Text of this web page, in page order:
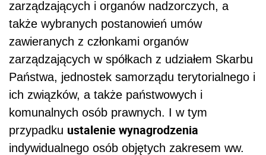
zarządzających i organów nadzorczych, a
także wybranych postanowień umów
zawieranych z członkami organów
zarządzających w spółkach z udziałem Skarbu
Państwa, jednostek samorządu terytorialnego i
ich związków, a także państwowych i
komunalnych osób prawnych. I w tym
przypadku ustalenie wynagrodzenia
indywidualnego osób objętych zakresem ww.